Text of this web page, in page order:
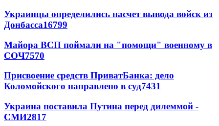
Украинцы определились насчет вывода войск из
Донбасса16799
Майора ВСП поймали на "помощи" военному в
СОЧ7570
Присвоение средств ПриватБанка: дело
Коломойского направлено в суд7431
Украина поставила Путина перед дилеммой -
СМИ2817